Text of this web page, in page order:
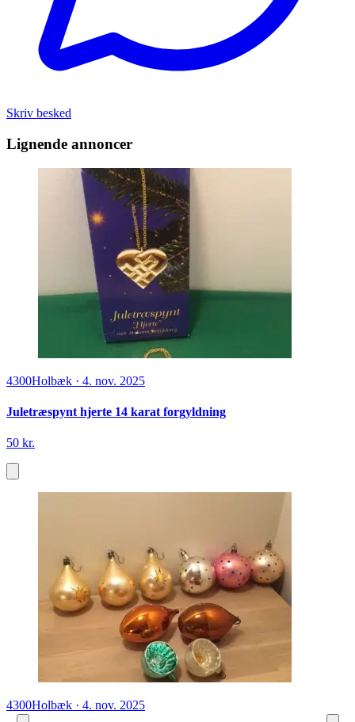
Skriv besked
Lignende annoncer
4300Holbæk · 4. nov. 2025
Juletræspynt hjerte 14 karat forgyldning
50 kr.
4300Holbæk · 4. nov. 2025